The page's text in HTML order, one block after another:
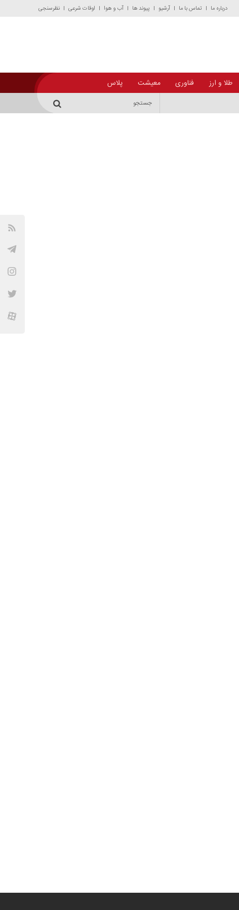
درباره ما تماس با ما آرشیو پیوند ها آب و هوا اوقات شرعی نظرسنجی
طلا و ارز فناوری معیشت پلاس